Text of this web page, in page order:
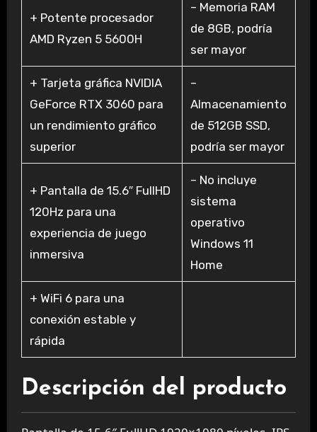
+ Potente procesador
AMD Ryzen 5 5600H
– Memoria RAM
de 8GB, podría
ser mayor
+ Tarjeta gráfica NVIDIA
GeForce RTX 3060 para
un rendimiento gráfico
superior
–
Almacenamiento
de 512GB SSD,
podría ser mayor
+ Pantalla de 15.6″ FullHD
120Hz para una
experiencia de juego
inmersiva
– No incluye
sistema
operativo
Windows 11
Home
+ WiFi 6 para una
conexión estable y
rápida
Descripción del producto